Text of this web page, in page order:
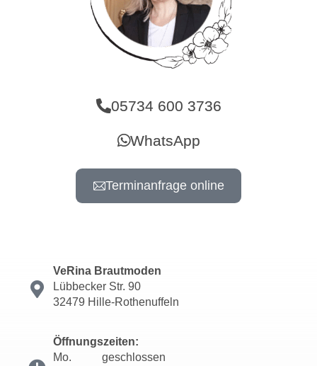
05734 600 3736
WhatsApp
Terminanfrage online
VeRina Brautmoden
Lübbecker Str. 90
32479 Hille-Rothenuffeln
Öffnungszeiten:
Mo.
geschlossen